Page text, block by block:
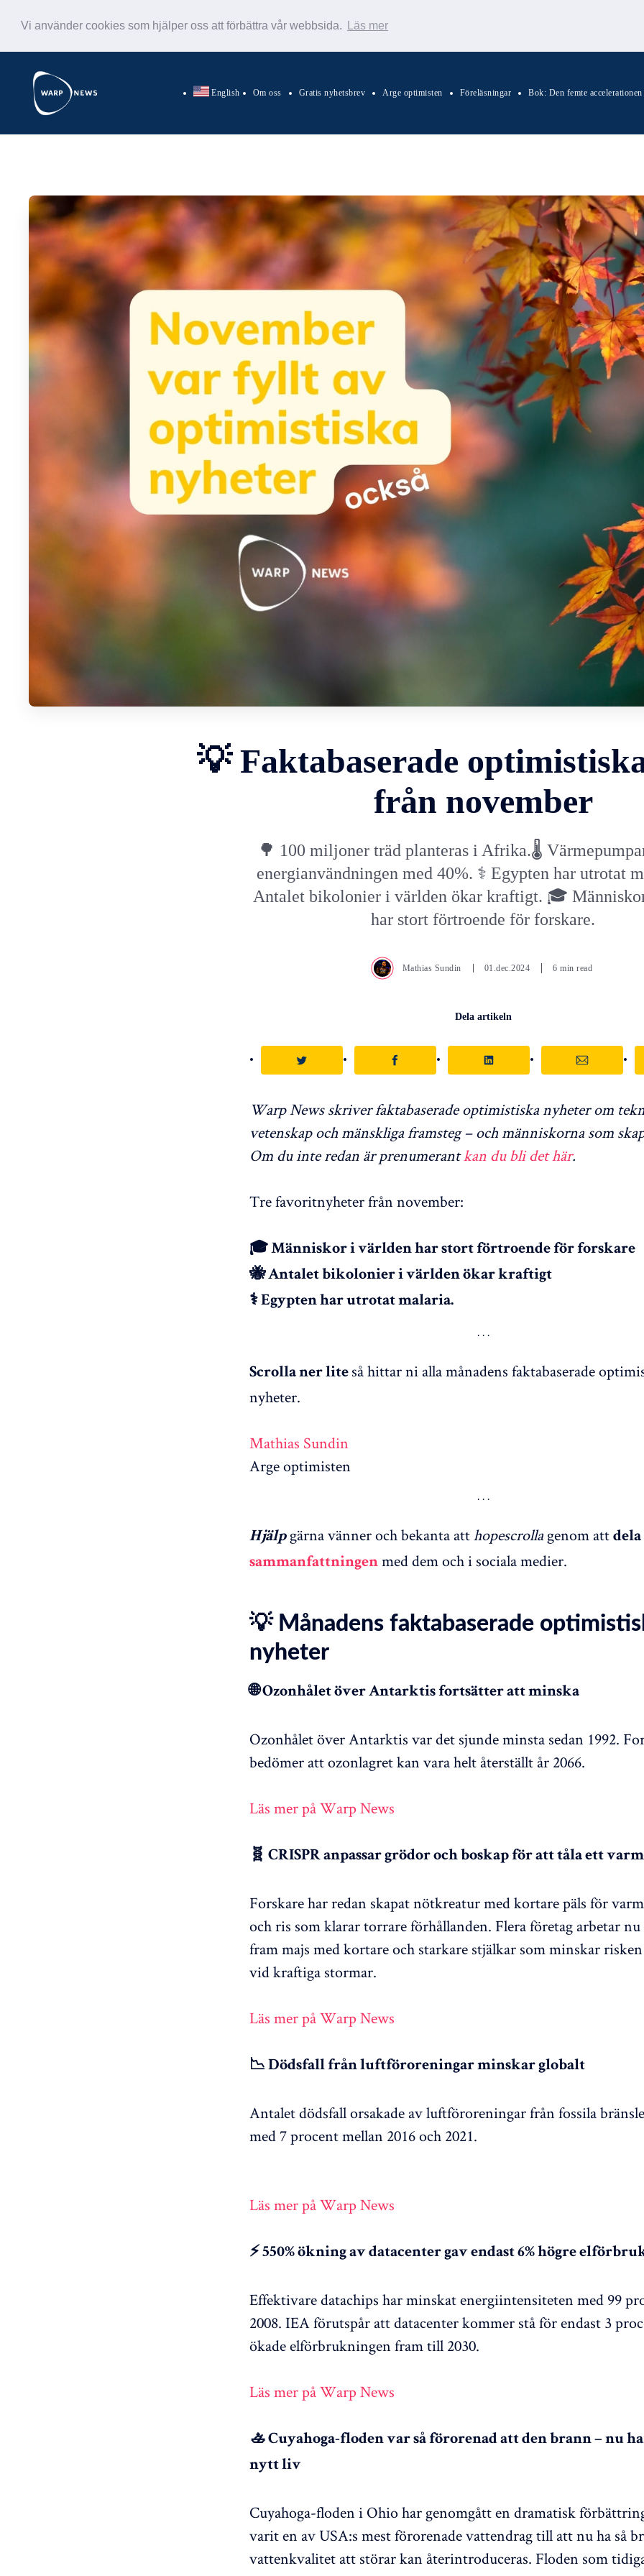
Vi använder cookies som hjälper oss att förbättra vår webbsida. Läs mer
English Om oss Gratis nyhetsbrev Arge optimisten Föreläsningar Bok: Den femte accelerationen
💡 Faktabaserade
från november
🌳 100 miljoner träd planteras i Afrika.🌡️
energianvändningen med 40%. ⚕️ Egypten har utrotat
Antalet bikolonier i världen ökar kraftigt. 🎓
har stort förtroende för forskare.
Mathias Sundin 01.dec.2024 6 min read
Dela artikeln
Warp News skriver faktabaserade optimistiska nyheter om
vetenskap och mänskliga framsteg – och människorna som
Om du inte redan är prenumerantkan du bli det här.
Tre favoritnyheter från november:
🎓 Människor i världen har stort förtroende för forskare
🐝 Antalet bikolonier i världen ökar kraftigt
⚕️ Egypten har utrotat malaria.
Scrolla ner lite så hittar ni alla månadens faktabaserade
nyheter.
Mathias Sundin
Arge optimisten
Hjälpgärna vänner och bekanta atthopescrolla genom att
sammanfattningen med dem och i sociala medier.
💡 Månadens faktabaserade
nyheter
🌐 Ozonhålet över Antarktis fortsätter att minska
Ozonhålet över Antarktis var det sjunde minsta sedan 1992.
bedömer att ozonlagret kan vara helt återställt år 2066.
Läs mer på Warp News
🧬 CRISPR anpassar grödor och boskap för att tåla ett
Forskare har redan skapat nötkreatur med kortare päls för
och ris som klarar torrare förhållanden. Flera företag arbetar
fram majs med kortare och starkare stjälkar som minskar
vid kraftiga stormar.
Läs mer på Warp News
📉 Dödsfall från luftföroreningar minskar globalt
Antalet dödsfall orsakade av luftföroreningar från fossila
med 7 procent mellan 2016 och 2021.
Läs mer på Warp News
⚡ 550% ökning av datacenter gav endast 6% högre
Effektivare datachips har minskat energiintensiteten med 99
2008. IEA förutspår att datacenter kommer stå för endast 3
ökade elförbrukningen fram till 2030.
Läs mer på Warp News
🚣 Cuyahoga-floden var så förorenad att den brann – nu
nytt liv
Cuyahoga-floden i Ohio har genomgått en dramatisk
varit en av USA:s mest förorenade vattendrag till att nu ha så
vattenkvalitet att störar kan återintroduceras. Floden som